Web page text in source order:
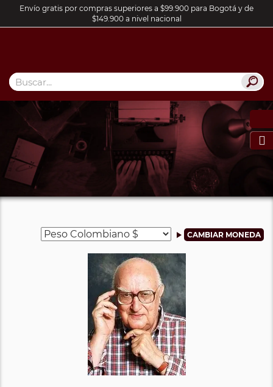
Envío gratis por compras superiores a $99.900 para Bogotá y de
$149.900 a nivel nacional
